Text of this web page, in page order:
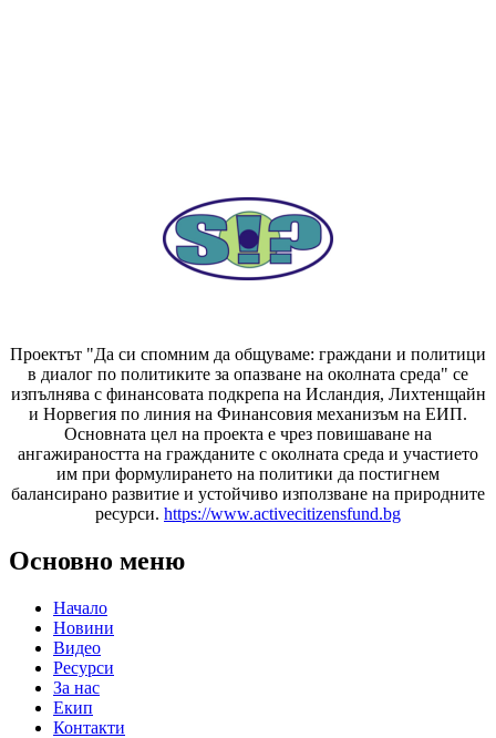
Проектът "Да си спомним да общуваме: граждани и политици
в диалог по политиките за опазване на околната среда" се
изпълнява с финансовата подкрепа на Исландия, Лихтенщайн
и Норвегия по линия на Финансовия механизъм на ЕИП.
Основната цел на проекта е чрез повишаване на
ангажираността на гражданите с околната среда и участието
им при формулирането на политики да постигнем
балансирано развитие и устойчиво използване на природните
ресурси. https://www.activecitizensfund.bg
Основно меню
Начало
Новини
Видео
Ресурси
За нас
Екип
Контакти